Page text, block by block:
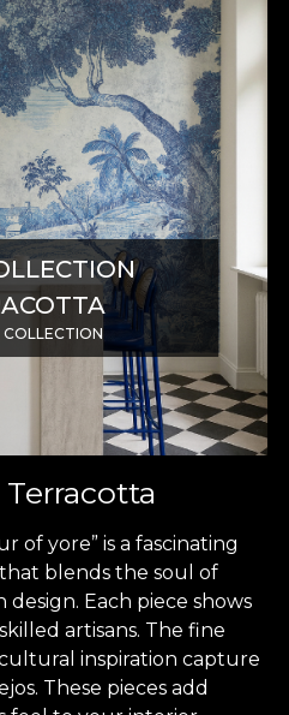
COLLECTION
of yore” is a fascinating
blends the soul of
Each piece shows
artisans. The fine
inspiration capture
These pieces add